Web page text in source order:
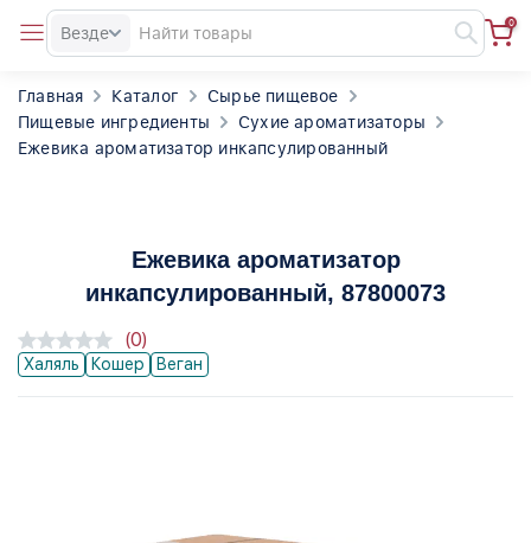
Везде
0
Главная Каталог
Сырье пищевое
Пищевые ингредиенты
Сухие ароматизаторы
Ежевика ароматизатор инкапсулированный
Ежевика ароматизатор
инкапсулированный, 87800073
Халяль Кошер Веган
(0)